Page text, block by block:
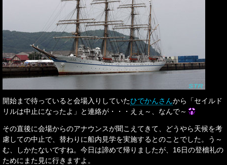
開始まで待っていると会場入りしていたひでかんさんから「セイルド
リルは中止になったよ」と連絡が・・・えぇ～、なんで～
その直後に会場からのアナウンスが聞こえてきて、どうやら天候を考
慮しての中止で、替わりに船内見学を実施するとのことでした。う～
む、しかたないですね。今日は諦めて帰りましたが、16日の登檣礼の
ためにまた見に行きますよ。